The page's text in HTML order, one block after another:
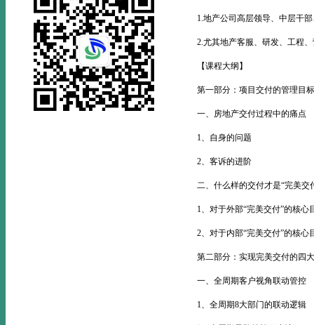
1.地产公司高层领导、中层干
2.尤其地产客服、研发、工程
【课程大纲】
第一部分：项目交付的管理目标
一、房地产交付过程中的痛点
1、自身的问题
2、客诉的进阶
二、什么样的交付才是“完美交
1、对于外部“完美交付”的核心
2、对于内部“完美交付”的核心
第二部分：实现完美交付的四
一、全周期客户视角联动管控
1、全周期8大部门的联动逻辑